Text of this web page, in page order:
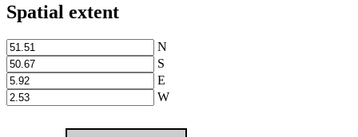
Spatial extent
N
S
E
W